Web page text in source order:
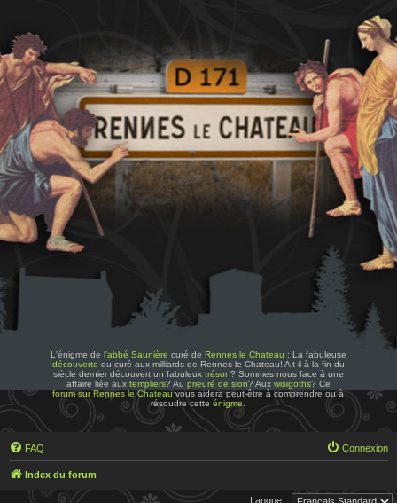
L'énigme de l'abbé Saunière curé de Rennes le Chateau : La fabuleuse
découverte du curé aux milliards de Rennes le Chateau! A t-il à la fin du
siècle dernier découvert un fabuleux trésor? Sommes nous face à une
affaire liée aux templiers? Au prieuré de sion? Aux wisigoths? Ce
forum sur Rennes le Chateauvous aidera peut-être à comprendre ou à
résoudre cetteénigme
FAQ Connexion
Index du forum
Langue :